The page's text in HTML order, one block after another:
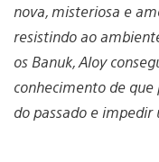
nova, misteriosa e
resistindo ao
os Banuk, Aloy
conhecimento de
do passado e